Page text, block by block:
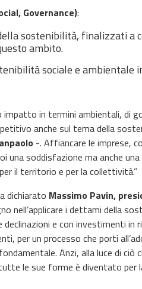
Governance):
sostenibilità, finalizzati a
ambito.
sociale e ambientale
impatto in termini ambientali, di
anche sul tema della
-. Affiancare le imprese,
una soddisfazione ma anche
il territorio e per la collettività.”
dichiarato Massimo Pavin,
nell’applicare i dettami della
e con investimenti in
per un processo che porti
Anzi, alla luce di ciò
le sue forme è diventato per